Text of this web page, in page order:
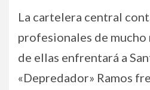
La cartelera central
profesionales de mucho
de ellas enfrentará a
«Depredador» Ramos